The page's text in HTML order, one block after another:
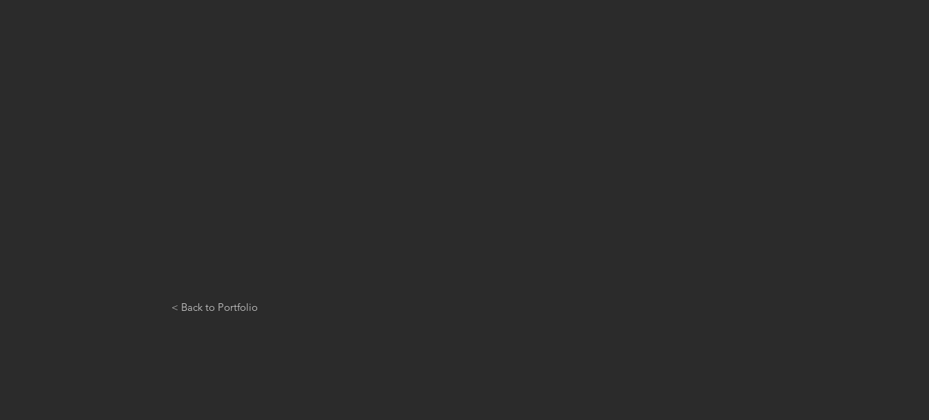
< Back to Portfolio